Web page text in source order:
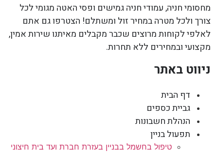
מחסומי חניה, עמודי חניה גמישים ופסי האטה מגומי לכל
צורך ולכל מטרה במחיר זול ומשתלם! הצטרפו גם אתם
לאלפי לקוחות מרוצים שכבר מקבלים מאיתנו שירות אמין,
מקצועי ובמחירים ללא תחרות.
ניווט באתר
דף הבית
גביית כספים
הנהלת חשבונות
תפעול בניין
טיפול בחשמל בבניין בעזרת חברת ועד בית חיצוני